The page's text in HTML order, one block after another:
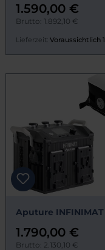
1.590,00 €
Brutto: 1.892,10 €
Lieferzeit: Voraussichtlich
Aputure INFINIMAT
1.790,00 €
Brutto: 2.130,10 €